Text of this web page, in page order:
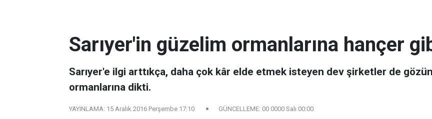
Sarıyer'in güzelim ormanlarına hançer
Sarıyer'e ilgi arttıkça, daha çok kâr elde etmek isteyen dev şirketler de
ormanlarına dikti.
YAYINLAMA: 15 Aralık 2016 Perşembe 17:10 GÜNCELLEME: 00 0000 Salı 00:00